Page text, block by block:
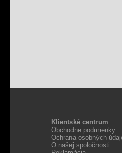
Klientské centrum
Obchodne podmienky
Ochrana osobných
O našej spoločnosti